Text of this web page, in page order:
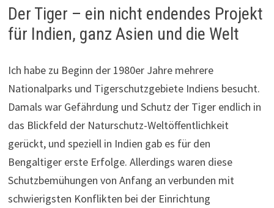
Der Tiger – ein nicht endendes Projekt
für Indien, ganz Asien und die Welt
Ich habe zu Beginn der 1980er Jahre mehrere
Nationalparks und Tigerschutzgebiete Indiens besucht.
Damals war Gefährdung und Schutz der Tiger endlich in
das Blickfeld der Naturschutz-Weltöffentlichkeit
gerückt, und speziell in Indien gab es für den
Bengaltiger erste Erfolge. Allerdings waren diese
Schutzbemühungen von Anfang an verbunden mit
schwierigsten Konflikten bei der Einrichtung